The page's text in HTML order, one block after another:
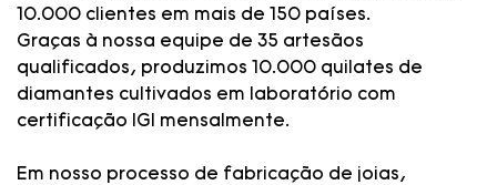
10.000 clientes em mais de 150 países.
Graças à nossa equipe de 35 artesãos
qualificados, produzimos 10.000 quilates de
diamantes cultivados em laboratório com
certificação IGI mensalmente.
Em nosso processo de fabricação de joias,